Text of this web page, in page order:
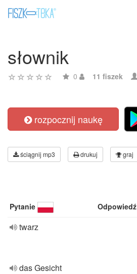
słownik
0 11 fiszek
rozpocznij naukę
ściągnij mp3 drukuj graj
Pytanie Odpowiedź
twarz
das Gesicht